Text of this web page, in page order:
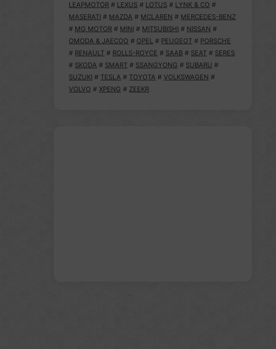
LEAPMOTOR # LEXUS # LOTUS # LYNK & CO #
MASERATI # MAZDA # MCLAREN # MERCEDES-BENZ
# MG MOTOR # MINI # MITSUBISHI # NISSAN #
OMODA & JAECOO # OPEL # PEUGEOT # PORSCHE
# RENAULT # ROLLS-ROYCE # SAAB # SEAT # SERES
# SKODA # SMART # SSANGYONG # SUBARU #
SUZUKI # TESLA # TOYOTA # VOLKSWAGEN #
VOLVO # XPENG # ZEEKR